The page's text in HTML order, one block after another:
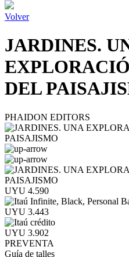
Volver
JARDINES.
DEL
PHAIDON EDITORS
UYU 4.590
UYU 3.443
UYU 3.902
PREVENTA
Guía de talles